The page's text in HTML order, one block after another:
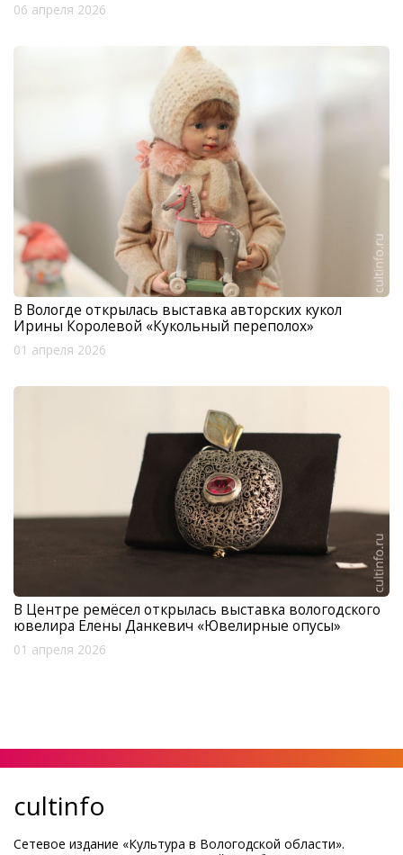
06 апреля 2026
В Вологде открылась выставка авторских кукол
Ирины Королевой «Кукольный переполох»
01 апреля 2026
В Центре ремёсел открылась выставка вологодского
ювелира Елены Данкевич «Ювелирные опусы»
01 апреля 2026
cultinfo
Сетевое издание «Культура в Вологодской области».